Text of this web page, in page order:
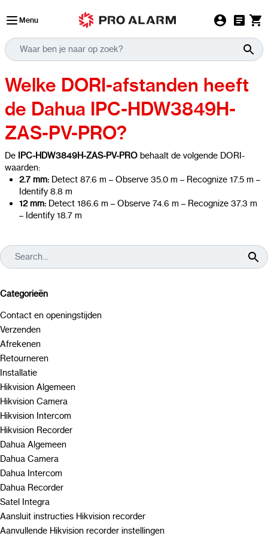
Menu
Welke DORI-afstanden heeft
de Dahua IPC-HDW3849H-
ZAS-PV-PRO?
De IPC-HDW3849H-ZAS-PV-PRO behaalt de volgende DORI-
waarden:
2.7 mm: Detect 87.6 m – Observe 35.0 m – Recognize 17.5 m –
Identify 8.8 m
12 mm: Detect 186.6 m – Observe 74.6 m – Recognize 37.3 m
– Identify 18.7 m
Categorieën
Contact en openingstijden
Verzenden
Afrekenen
Retourneren
Installatie
Hikvision Algemeen
Hikvision Camera
Hikvision Intercom
Hikvision Recorder
Dahua Algemeen
Dahua Camera
Dahua Intercom
Dahua Recorder
Satel Integra
Aansluit instructies Hikvision recorder
Aanvullende Hikvision recorder instellingen